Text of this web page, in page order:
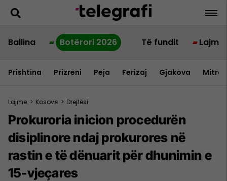
Ballina Botërori 2026 Të fundit Lajme
Prishtina Prizreni Peja Ferizaj Gjakova
Lajme > Kosove > Drejtësi
Prokuroria inicion procedurën
disiplinore ndaj prokurores në
rastin e të dënuarit për dhunimin e
15-vjeçares